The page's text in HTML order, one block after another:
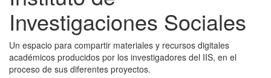
Investigaciones Sociales
Un espacio para compartir materiales y recursos digitales
académicos producidos por los investigadores del IIS, en el
proceso de sus diferentes proyectos.